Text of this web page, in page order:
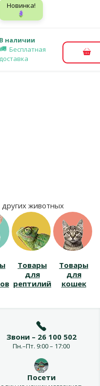
Новинка!
🪻
В наличии
Бесплатная
доставка
В
животных
Товары
для
рептилий
Товары
для
кошек
Звони – 26 100 502
Пн.–Пт. 9:00 – 17:00
Посети